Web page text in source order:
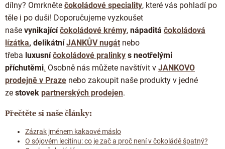
dílny? Omrkněte čokoládové speciality, které vás pohladí po
těle i po duši! Doporučujeme vyzkoušet
naše vynikajícíčokoládové krémy, nápaditá čokoládová
lízátka, delikátníJANKŮV nugát nebo
třeba luxusní čokoládové pralinky s neotřelými
příchutěmi. Osobně nás můžete navštívit v JANKOVO
prodejně v Praze nebo zakoupit naše produkty v jedné
ze stovek partnerských prodejen.
Přečtěte si naše články:
Zázrak jménem kakaové máslo
O sójovém lecitinu: co je zač a proč není v čokoládě špatný?